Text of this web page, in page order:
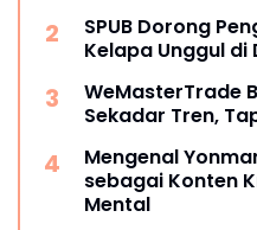
SPUB Dorong
Kelapa Unggul di
WeMasterTrade
Sekadar Tren,
Mengenal
sebagai Konten
Mental